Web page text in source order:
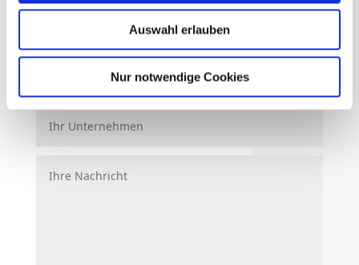
Auswahl erlauben
Nur notwendige Cookies